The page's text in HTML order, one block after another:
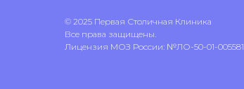
© 2025 Первая Столичная Клиника
Все права защищены.
Лицензия МОЗ России: №ЛО-50-01-005581